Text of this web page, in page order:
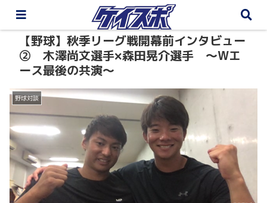
【野球】秋季リーグ戦開幕前インタビュー
② 木澤尚文選手×森田晃介選手 ～Wエ
ース最後の共演～
野球対談